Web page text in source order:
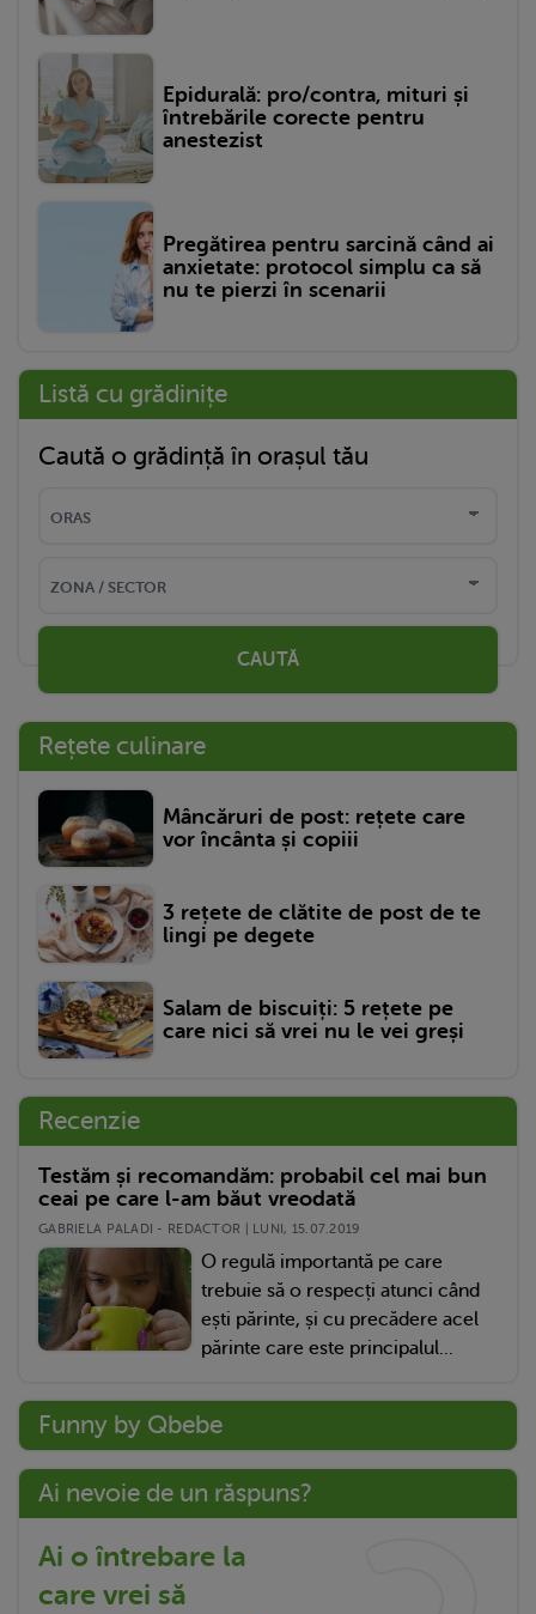
Epidurală: pro/contra, mituri și
întrebările corecte pentru
anestezist
Pregătirea pentru sarcină când ai
anxietate: protocol simplu ca să
nu te pierzi în scenarii
Listă cu grădinițe
Caută o grădință în orașul tău
CAUTĂ
Rețete culinare
Mâncăruri de post: rețete care
vor încânta și copiii
3 rețete de clătite de post de te
lingi pe degete
Salam de biscuiți: 5 rețete pe
care nici să vrei nu le vei greși
Recenzie
Testăm și recomandăm: probabil cel mai bun
ceai pe care l-am băut vreodată
GABRIELA PALADI - REDACTOR | LUNI, 15.07.2019
O regulă importantă pe care
trebuie să o respecți atunci când
ești părinte, și cu precădere acel
părinte care este principalul...
Funny by Qbebe
Ai nevoie de un răspuns?
Ai o întrebare la
care vrei să